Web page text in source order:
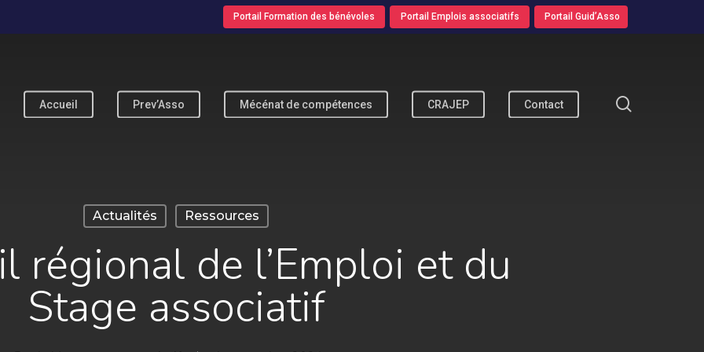
Portail Formation des bénévoles Portail Emplois associatifs Portail Guid’Asso
fermer
Accueil Prev’Asso Mécénat de compétences CRAJEP Contact
Actualités Ressources
régional de l’Emploi et du
Stage associatif